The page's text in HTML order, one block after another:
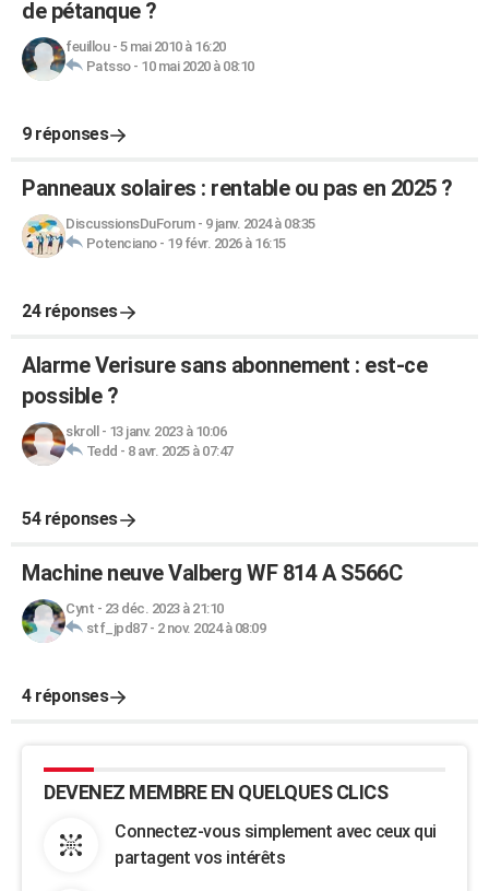
de pétanque ?
feuillou- 5 mai 2010 à 16:20
Patsso- 10 mai 2020 à 08:10
9 réponses
Panneaux solaires : rentable ou pas en 2025 ?
DiscussionsDuForum- 9 janv. 2024 à 08:35
Potenciano- 19 févr. 2026 à 16:15
24 réponses
Alarme Verisure sans abonnement : est-ce
possible ?
skroll - 13 janv. 2023 à 10:06
Tedd - 8 avr. 2025 à 07:47
54 réponses
Machine neuve Valberg WF 814 A S566C
Cynt - 23 déc. 2023 à 21:10
stf_jpd87- 2 nov. 2024 à 08:09
4 réponses
DEVENEZ MEMBRE EN QUELQUES CLICS
Connectez-vous simplement avec ceux qui
partagent vos intérêts